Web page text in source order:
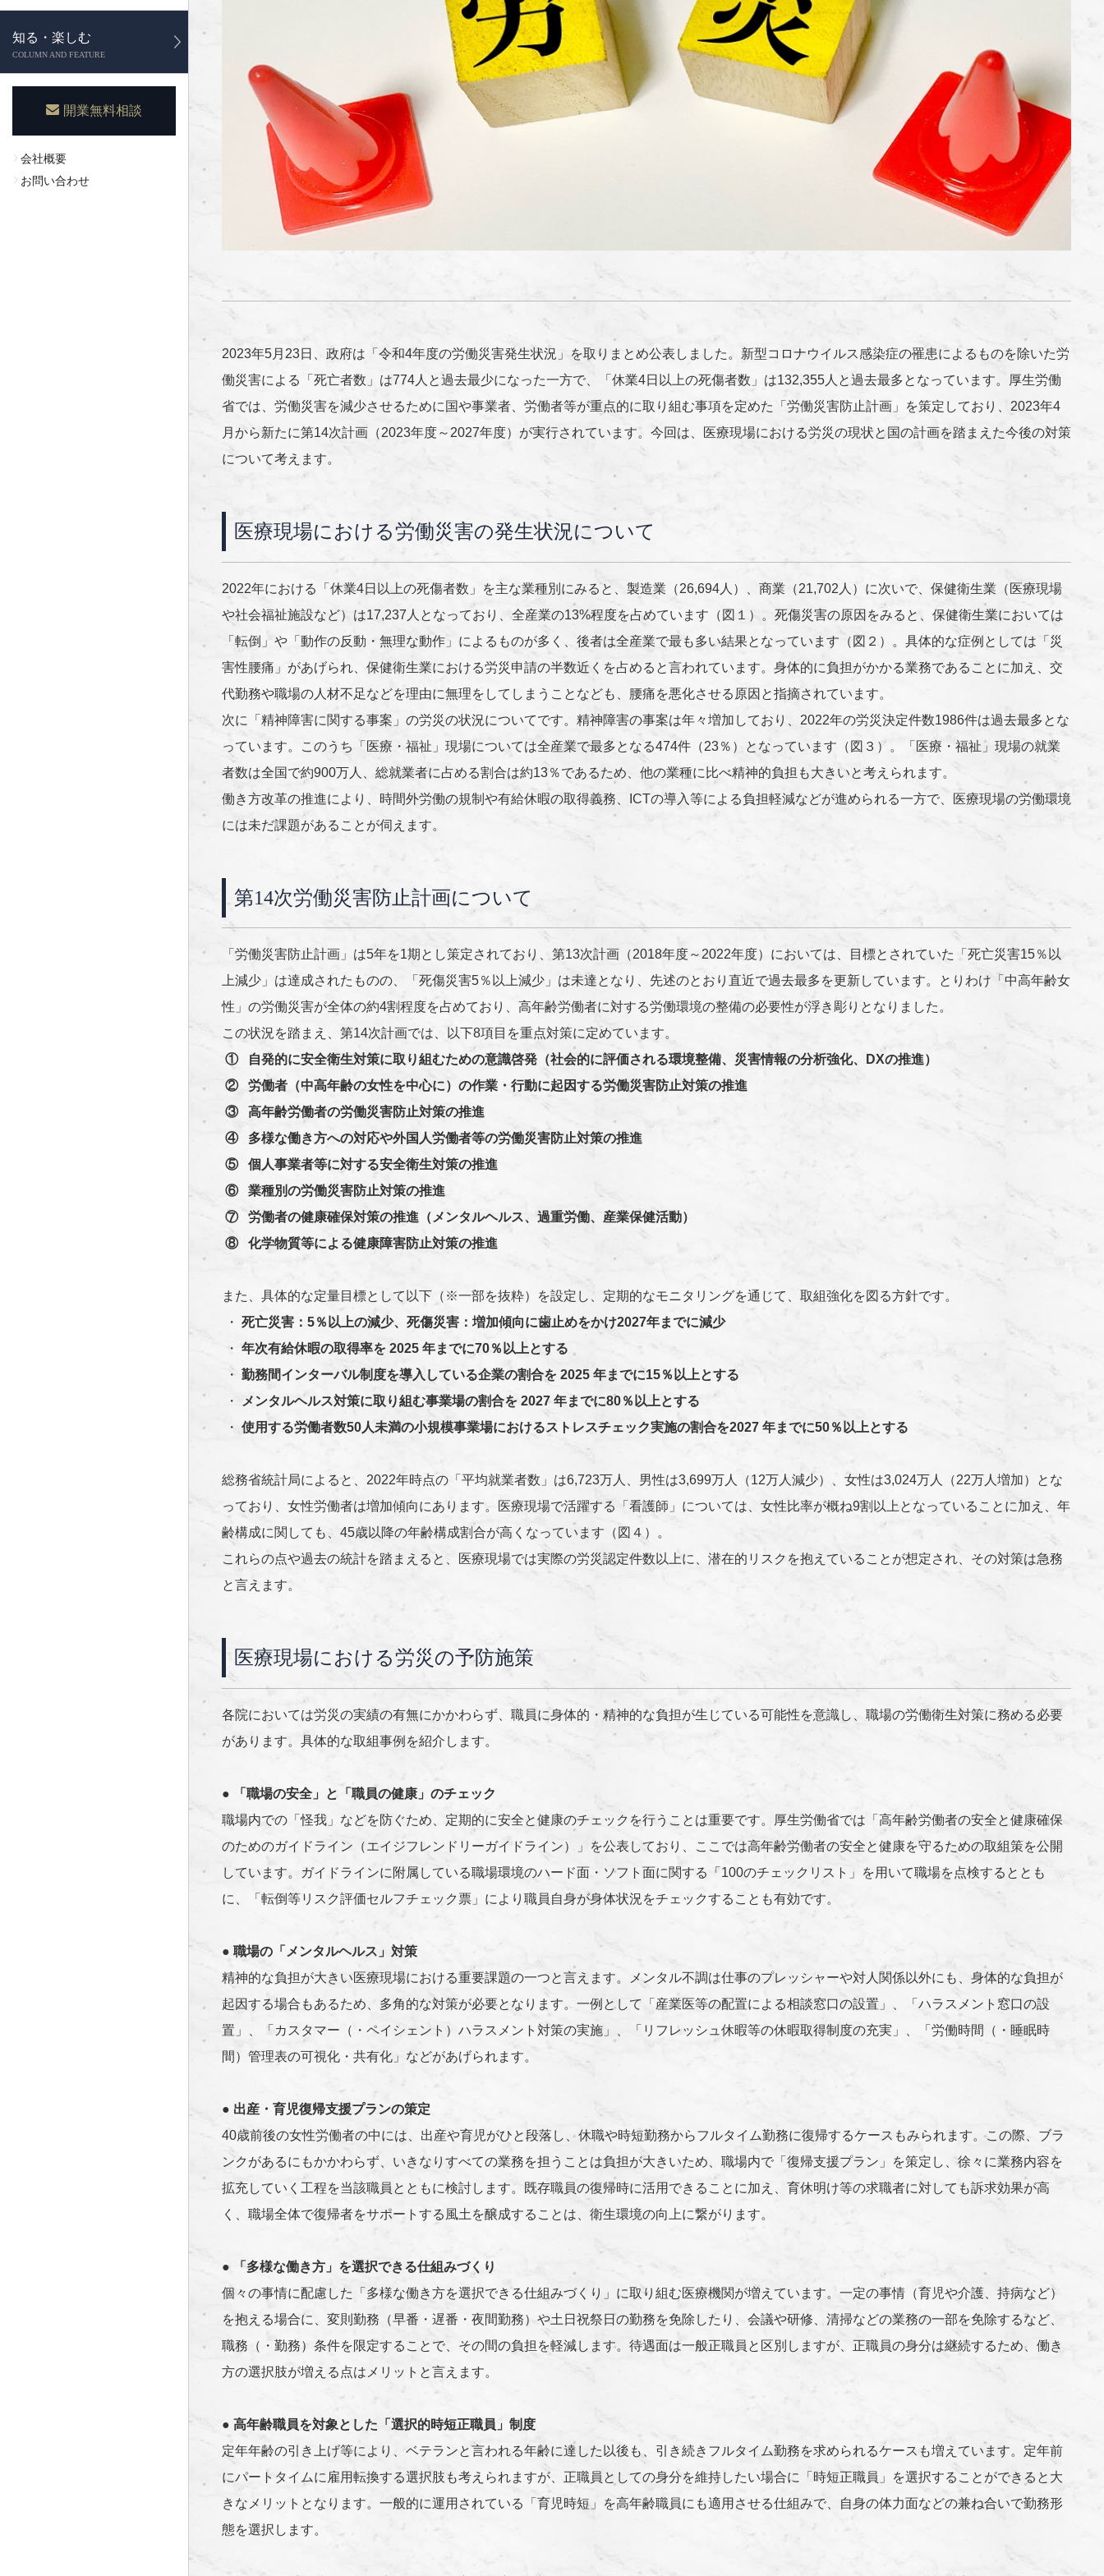
知る・楽しむ
COLUMN AND FEATURE
開業無料相談
会社概要
お問い合わせ
2023年5月 23日、政府は「令和4年度の労働災害発生状況」を取りまとめ公表しました。新型コロナウイルス感染症の罹患によるものを除いた労
働災害による「死亡者数」は774 人と過去最少になった一方で、「休業4日以上の死傷者数」は132,355 人と過去最多となっています。厚生労働
省では、労働災害を減少させるために国や事業者、労働者等が重点的に取り組む事項を定めた「労働災害防止計画」を策定しており、 2023年4
月から新たに第14次計画（2023年度～ 2027年度）が実行されています。今回は、医療現場における労災の現状と国の計画を踏まえた今後の対策
について考えます。
医療現場における労働災害の発生状況について
2022年における「休業4日以上の死傷者数」を主な業種別にみると、製造業（26,694人）、商業（21,702人）に次いで、保健衛生業（医療現場
や社会福祉施設など）は17,237人となっており、全産業の13%程度を占めています（図１）。死傷災害の原因をみると、保健衛生業においては
「転倒」や「動作の反動・無理な動作」によるものが多く、後者は全産業で最も多い結果となっています（図２）。具体的な症例としては「災
害性腰痛」があげられ、保健衛生業における労災申請の半数近くを占めると言われています。身体的に負担がかかる業務であることに加え、交
代勤務や職場の人材不足などを理由に無理をしてしまうことなども、腰痛を悪化させる原因と指摘されています。
次に「精神障害に関する事案」の労災の状況についてです。精神障害の事案は年々増加しており、2022年の労災決定件数1986件は過去最多とな
っています。このうち「医療・福祉」現場については全産業で最多となる474件（23％）となっています（図３）。「医療・福祉」現場の就業
者数は全国で約900万人、総就業者に占める割合は約13％であるため、他の業種に比べ精神的負担も大きいと考えられます。
働き方改革の推進により、時間外労働の規制や有給休暇の取得義務、ICTの導入等による負担軽減などが進められる一方で、医療現場の労働環境
には未だ課題があることが伺えます。
第14次労働災害防止計画について
「労働災害防止計画」は5年を1期とし策定されており、第13次計画（2018年度～2022年度）においては、目標とされていた「死亡災害15％以
上減少」は達成されたものの、「死傷災害5％以上減少」は未達となり、先述のとおり直近で過去最多を更新しています。とりわけ「中高年齢女
性」の労働災害が全体の約4割程度を占めており、高年齢労働者に対する労働環境の整備の必要性が浮き彫りとなりました。
この状況を踏まえ、第14次計画では、以下8項目を重点対策に定めています。
①
自発的に安全衛生対策に取り組むための意識啓発（社会的に評価される環境整備、災害情報の分析強化、DXの推進）
② 労働者（中高年齢の女性を中心に）の作業・行動に起因する労働災害防止対策の推進
③ 高年齢労働者の労働災害防止対策の推進
④ 多様な働き方への対応や外国人労働者等の労働災害防止対策の推進
⑤ 個人事業者等に対する安全衛生対策の推進
⑥ 業種別の労働災害防止対策の推進
⑦ 労働者の健康確保対策の推進（メンタルヘルス、過重労働、産業保健活動）
⑧ 化学物質等による健康障害防止対策の推進
また、具体的な定量目標として以下（※一部を抜粋）を設定し、定期的なモニタリングを通じて、取組強化を図る方針です。
・ 死亡災害：5％以上の減少、死傷災害：増加傾向に歯止めをかけ2027年までに減少
・ 年次有給休暇の取得率を 2025 年までに70％以上とする
・ 勤務間インターバル制度を導入している企業の割合を 2025 年までに15％以上とする
・ メンタルヘルス対策に取り組む事業場の割合を 2027 年までに80％以上とする
・ 使用する労働者数50人未満の小規模事業場におけるストレスチェック実施の割合を2027 年までに50％以上とする
総務省統計局によると、2022年時点の「平均就業者数」は6,723万人、男性は3,699万人（12万人減少）、女性は3,024万人（22万人増加）とな
っており、女性労働者は増加傾向にあります。医療現場で活躍する「看護師」については、女性比率が概ね9割以上となっていることに加え、年
齢構成に関しても、45歳以降の年齢構成割合が高くなっています（図４）。
これらの点や過去の統計を踏まえると、医療現場では実際の労災認定件数以上に、潜在的リスクを抱えていることが想定され、その対策は急務
と言えます。
医療現場における労災の予防施策
各院においては労災の実績の有無にかかわらず、職員に身体的・精神的な負担が生じている可能性を意識し、職場の労働衛生対策に務める必要
があります。具体的な取組事例を紹介します。
●
「職場の安全」と「職員の健康」のチェック
職場内での「怪我」などを防ぐため、定期的に安全と健康のチェックを行うことは重要です。厚生労働省では「高年齢労働者の安全と健康確保
のためのガイドライン（エイジフレンドリーガイドライン）」を公表しており、ここでは高年齢労働者の安全と健康を守るための取組策を公開
しています。ガイドラインに附属している職場環境のハード面・ソフト面に関する「100のチェックリスト」を用いて職場を点検するととも
に、「転倒等リスク評価セルフチェック票」により職員自身が身体状況をチェックすることも有効です。
● 職場の「メンタルヘルス」対策
精神的な負担が大きい医療現場における重要課題の一つと言えます。メンタル不調は仕事のプレッシャーや対人関係以外にも、身体的な負担が
起因する場合もあるため、多角的な対策が必要となります。一例として「産業医等の配置による相談窓口の設置」、「ハラスメント窓口の設
置」、「カスタマー（・ペイシェント）ハラスメント対策の実施」、「リフレッシュ休暇等の休暇取得制度の充実」、「労働時間（・睡眠時
間）管理表の可視化・共有化」などがあげられます。
● 出産・育児復帰支援プランの策定
40歳前後の女性労働者の中には、出産や育児がひと段落し、休職や時短勤務からフルタイム勤務に復帰するケースもみられます。この際、ブラ
ンクがあるにもかかわらず、いきなりすべての業務を担うことは負担が大きいため、職場内で「復帰支援プラン」を策定し、徐々に業務内容を
拡充していく工程を当該職員とともに検討します。既存職員の復帰時に活用できることに加え、育休明け等の求職者に対しても訴求効果が高
く、職場全体で復帰者をサポートする風土を醸成することは、衛生環境の向上に繋がります。
●
「多様な働き方」を選択できる仕組みづくり
個々の事情に配慮した「多様な働き方を選択できる仕組みづくり」に取り組む医療機関が増えています。一定の事情（育児や介護、持病など）
を抱える場合に、変則勤務（早番・遅番・夜間勤務）や土日祝祭日の勤務を免除したり、会議や研修、清掃などの業務の一部を免除するなど、
職務（・勤務）条件を限定することで、その間の負担を軽減します。待遇面は一般正職員と区別しますが、正職員の身分は継続するため、働き
方の選択肢が増える点はメリットと言えます。
● 高年齢職員を対象とした「選択的時短正職員」制度
定年年齢の引き上げ等により、ベテランと言われる年齢に達した以後も、引き続きフルタイム勤務を求められるケースも増えています。定年前
にパートタイムに雇用転換する選択肢も考えられますが、正職員としての身分を維持したい場合に「時短正職員」を選択することができると大
きなメリットとなります。一般的に運用されている「育児時短」を高年齢職員にも適用させる仕組みで、自身の体力面などの兼ね合いで勤務形
態を選択します。